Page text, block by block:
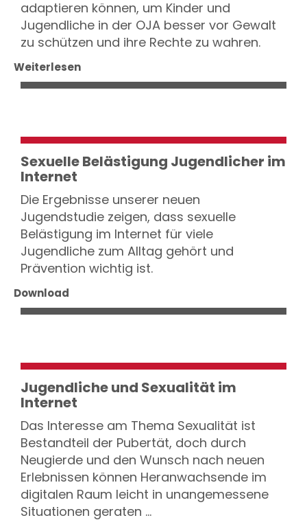
adaptieren können, um Kinder und
Jugendliche in der OJA besser vor Gewalt
zu schützen und ihre Rechte zu wahren.
Weiterlesen
Sexuelle Belästigung Jugendlicher im
Internet
Die Ergebnisse unserer neuen
Jugendstudie zeigen, dass sexuelle
Belästigung im Internet für viele
Jugendliche zum Alltag gehört und
Prävention wichtig ist.
Download
Jugendliche und Sexualität im
Internet
Das Interesse am Thema Sexualität ist
Bestandteil der Pubertät, doch durch
Neugierde und den Wunsch nach neuen
Erlebnissen können Heranwachsende im
digitalen Raum leicht in unangemessene
Situationen geraten ...